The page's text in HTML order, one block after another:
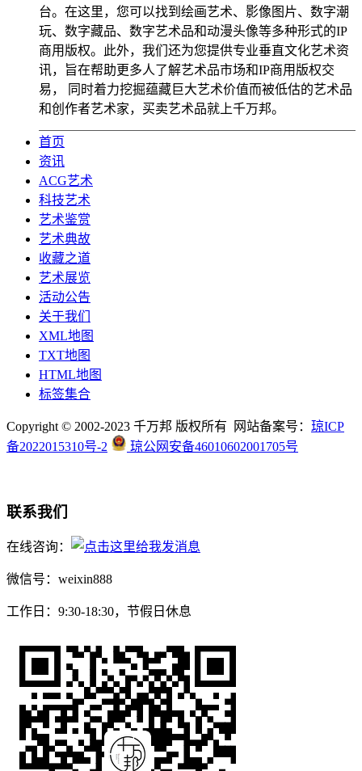
台。在这里，您可以找到绘画艺术、影像图片、数字潮
玩、数字藏品、数字艺术品和动漫头像等多种形式的IP
商用版权。此外，我们还为您提供专业垂直文化艺术资
讯，旨在帮助更多人了解艺术品市场和IP商用版权交
易， 同时着力挖掘蕴藏巨大艺术价值而被低估的艺术品
和创作者艺术家，买卖艺术品就上千万邦。
首页
资讯
ACG艺术
科技艺术
艺术鉴赏
艺术典故
收藏之道
艺术展览
活动公告
关于我们
XML地图
TXT地图
HTML地图
标签集合
Copyright © 2002-2023 千万邦 版权所有 网站备案号： 琼ICP
备2022015310号-2
琼公网安备46010602001705号
联系我们
在线咨询：
微信号：weixin888
工作日：9:30-18:30，节假日休息